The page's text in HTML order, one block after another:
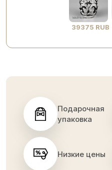
39375 RUB
Подарочная
упаковка
Низкие цены